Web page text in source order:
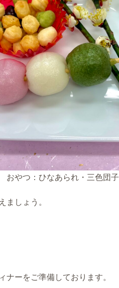
おやつ：ひなあられ・三色団子
しょう。
ーをご準備しております。